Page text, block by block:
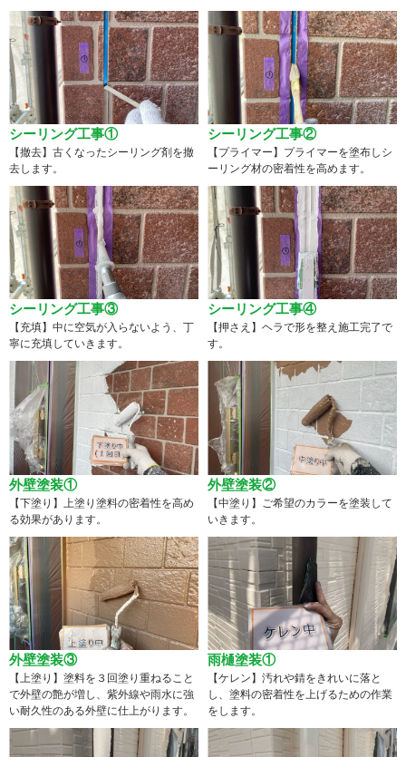
シーリング工事①
【撤去】古くなったシーリング剤を撤
去します。
シーリング工事②
【プライマー】プライマーを塗布しシ
ーリング材の密着性を高めます。
シーリング工事③
【充填】中に空気が入らないよう、丁
寧に充填していきます。
シーリング工事④
【押さえ】ヘラで形を整え施工完了で
す。
外壁塗装①
【下塗り】上塗り塗料の密着性を高め
る効果があります。
外壁塗装②
【中塗り】ご希望のカラーを塗装して
いきます。
外壁塗装③
【上塗り】塗料を３回塗り重ねること
で外壁の艶が増し、紫外線や雨水に強
い耐久性のある外壁に仕上がります。
雨樋塗装①
【ケレン】汚れや錆をきれいに落と
し、塗料の密着性を上げるための作業
をします。